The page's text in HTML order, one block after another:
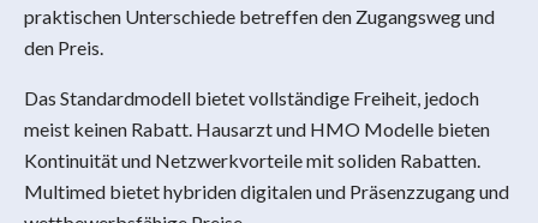
praktischen Unterschiede betreffen den Zugangsweg und
den Preis.
Das Standardmodell bietet vollständige Freiheit, jedoch
meist keinen Rabatt. Hausarzt und HMO Modelle bieten
Kontinuität und Netzwerkvorteile mit soliden Rabatten.
Multimed bietet hybriden digitalen und Präsenzzugang und